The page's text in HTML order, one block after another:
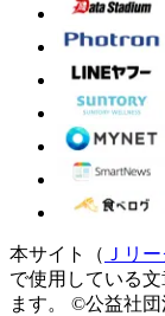
本サイト（ Ｊリ
で使用している
ます。
©公益社団